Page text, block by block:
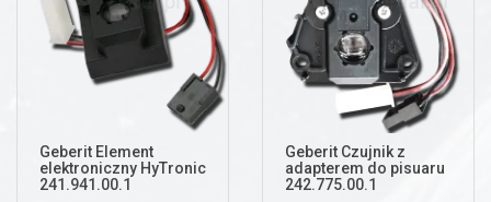
Geberit Element
elektroniczny HyTronic
241.941.00.1
Geberit Czujnik z
adapterem do pisuaru
242.775.00.1